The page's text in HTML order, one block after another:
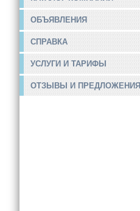
ОБЪЯВЛЕНИЯ
СПРАВКА
УСЛУГИ И ТАРИФЫ
ОТЗЫВЫ И ПРЕДЛОЖЕНИЯ